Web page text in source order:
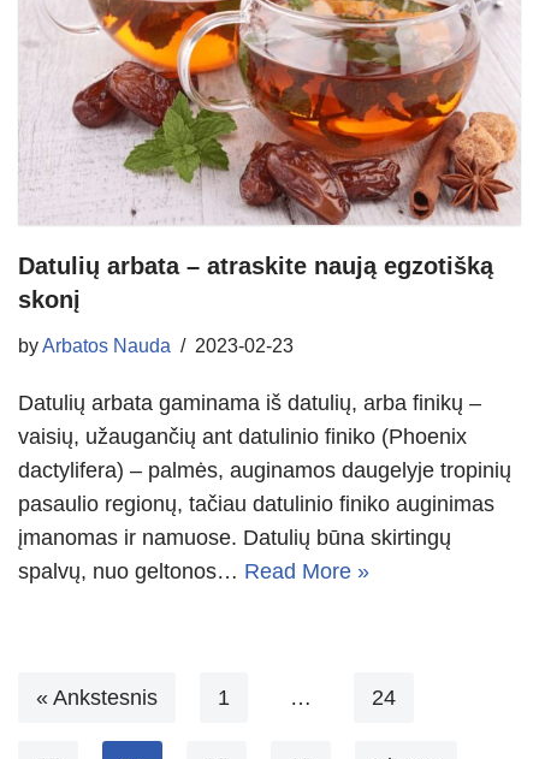
Datulių arbata – atraskite naują egzotišką
skonį
byArbatos Nauda 2023-02-23
Datulių arbata gaminama iš datulių, arba finikų –
vaisių, užaugančių ant datulinio finiko (Phoenix
dactylifera) – palmės, auginamos daugelyje tropinių
pasaulio regionų, tačiau datulinio finiko auginimas
įmanomas ir namuose. Datulių būna skirtingų
spalvų, nuo geltonos… Read More »
« Ankstesnis 1 … 24